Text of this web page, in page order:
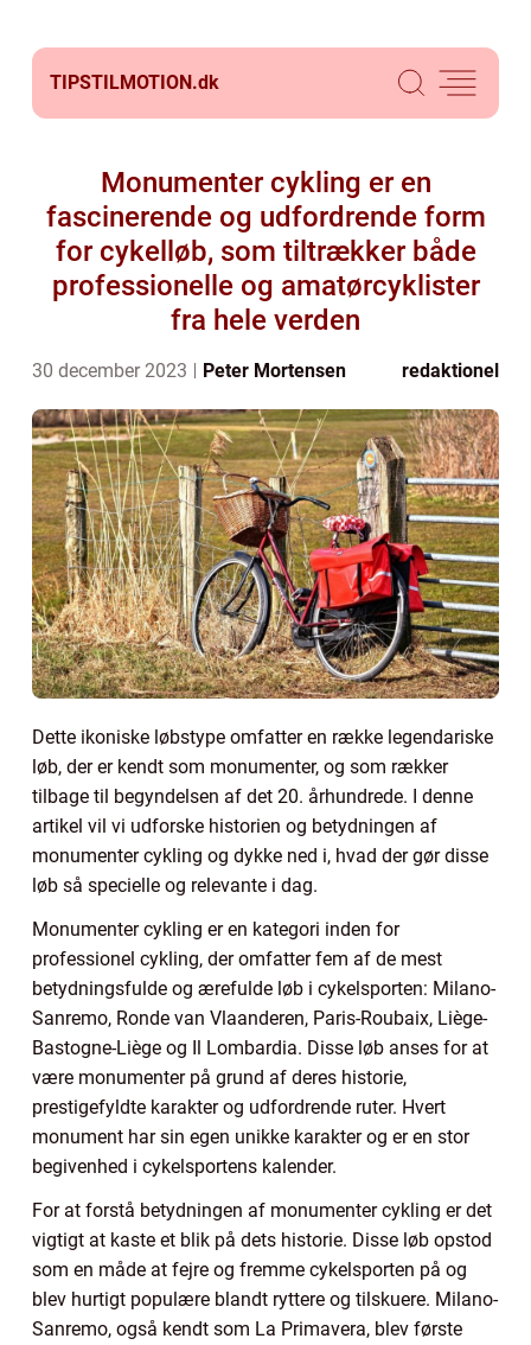
TIPSTILMOTION.dk
Monumenter cykling er en
fascinerende og udfordrende form
for cykelløb, som tiltrækker både
professionelle og amatørcyklister
fra hele verden
30 december 2023 Peter Mortensen redaktionel
Dette ikoniske løbstype omfatter en række legendariske
løb, der er kendt som monumenter, og som rækker
tilbage til begyndelsen af det 20. århundrede. I denne
artikel vil vi udforske historien og betydningen af
monumenter cykling og dykke ned i, hvad der gør disse
løb så specielle og relevante i dag.
Monumenter cykling er en kategori inden for
professionel cykling, der omfatter fem af de mest
betydningsfulde og ærefulde løb i cykelsporten: Milano-
Sanremo, Ronde van Vlaanderen, Paris-Roubaix, Liège-
Bastogne-Liège og Il Lombardia. Disse løb anses for at
være monumenter på grund af deres historie,
prestigefyldte karakter og udfordrende ruter. Hvert
monument har sin egen unikke karakter og er en stor
begivenhed i cykelsportens kalender.
For at forstå betydningen af monumenter cykling er det
vigtigt at kaste et blik på dets historie. Disse løb opstod
som en måde at fejre og fremme cykelsporten på og
blev hurtigt populære blandt ryttere og tilskuere. Milano-
Sanremo, også kendt som La Primavera, blev første